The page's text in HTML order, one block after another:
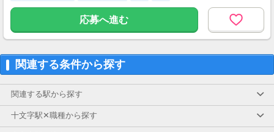
【その他手当あり】
・各種資格手当(実践者研修、介護福祉士など)
・休日出勤手当 …など
ぜひおたずねください！
【交通費】
一部支給
応募へ進む
関連する条件から探す
関連する駅から探す
十文字駅✕職種から探す